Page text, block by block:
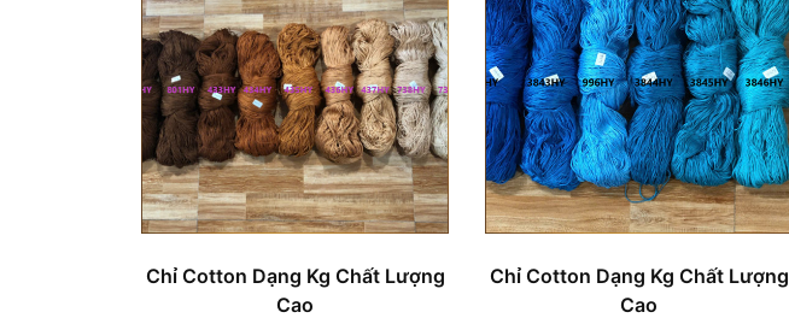
Chỉ Cotton Dạng Kg Chất Lượng
Cao
Chỉ Cotton Dạng Kg Chất Lượng
Cao